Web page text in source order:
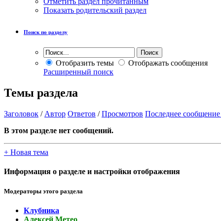
Показать родительский раздел
Поиск по разделу
Отобразить темы
Отображать сообщения
Расширенный поиск
Темы раздела
Заголовок / Автор Ответов /Просмотров Последнее сообщение
В этом разделе нет сообщений.
+ Новая тема
Информация о разделе и настройки отображения
Модераторы этого раздела
Клубника
Алексей Метео